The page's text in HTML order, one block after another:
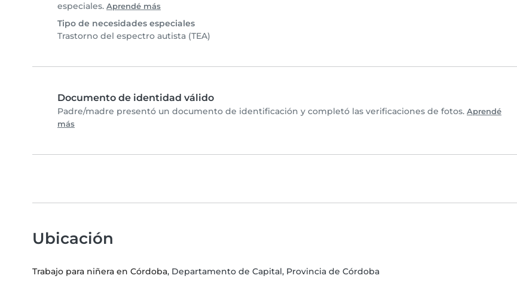
especiales. Aprendé más
Tipo de necesidades especiales
Trastorno del espectro autista (TEA)
Documento de identidad válido
Padre/madre presentó un documento de identificación y completó las verificaciones de fotos. Aprendé
más
Ubicación
Trabajo para niñera en Córdoba, Departamento de Capital, Provincia de Córdoba